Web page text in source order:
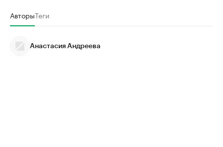
АвторыТеги
Анастасия Андреева